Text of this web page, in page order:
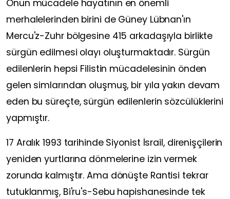
Onun mücadele hayatının en önemli
merhalelerinden birini de Güney Lübnan'ın
Mercu'z-Zuhr bölgesine 415 arkadaşıyla birlikte
sürgün edilmesi olayı oluşturmaktadır. Sürgün
edilenlerin hepsi Filistin mücadelesinin önden
gelen simlarından oluşmuş, bir yıla yakın devam
eden bu süreçte, sürgün edilenlerin sözcülüklerini
yapmıştır.
17 Aralık 1993 tarihinde Siyonist İsrail, direnişçilerin
yeniden yurtlarına dönmelerine izin vermek
zorunda kalmıştır. Ama dönüşte Rantisi tekrar
tutuklanmış, Bi'ru's-Sebu hapishanesinde tek